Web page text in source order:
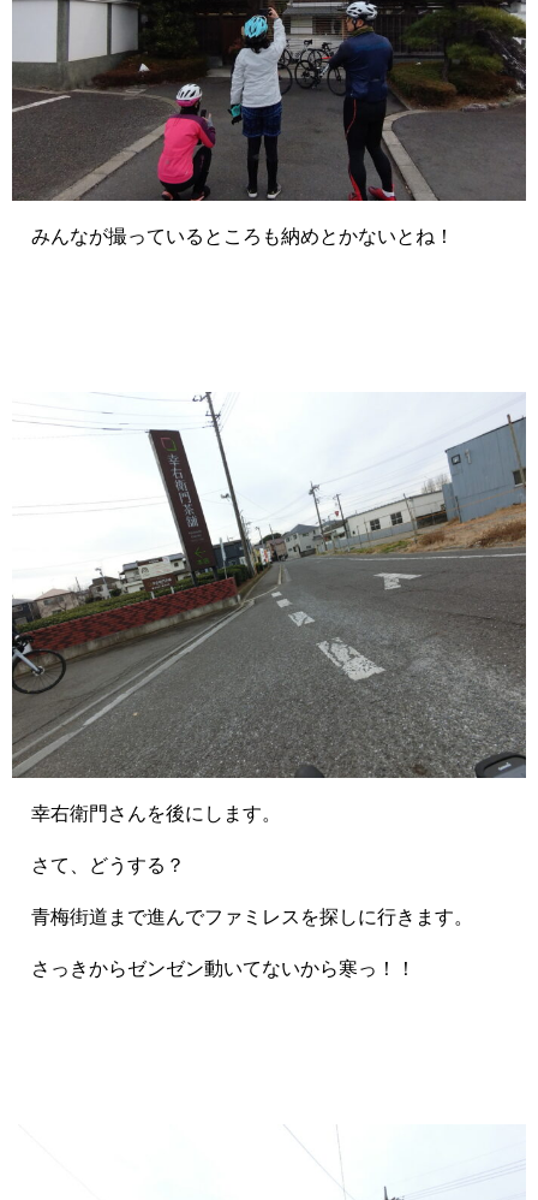
みんなが撮っているところも納めとかないとね！
幸右衛門さんを後にします。
さて、どうする？
青梅街道まで進んでファミレスを探しに行きます。
さっきからゼンゼン動いてないから寒っ！！